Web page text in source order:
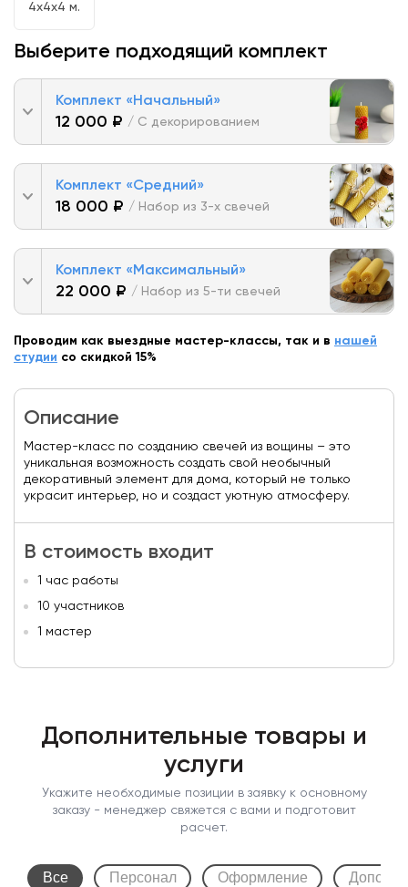
4x4x4 м.
Выберите подходящий комплект
Комплект «Начальный»
12 000 ₽ / С декорированием
Комплект «Средний»
18 000 ₽ / Набор из 3-х свечей
Комплект «Максимальный»
22 000 ₽ / Набор из 5-ти свечей
Проводим как выездные мастер-классы, так и в нашей
студии со скидкой 15%
Описание
Мастер-класс по созданию свечей из вощины – это
уникальная возможность создать свой необычный
декоративный элемент для дома, который не только
украсит интерьер, но и создаст уютную атмосферу.
В стоимость входит
1 час работы
10 участников
1 мастер
Дополнительные товары и
услуги
Укажите необходимые позиции в заявку к основному
заказу - менеджер свяжется с вами и подготовит
расчет.
Все Персонал Оформление